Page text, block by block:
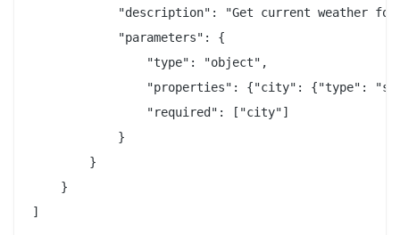
"description": "Get current weather for
            "parameters": {
                "type": "object",
"properties": {"city": {"type":
                "required": ["city"]
            }
        }
    }
]